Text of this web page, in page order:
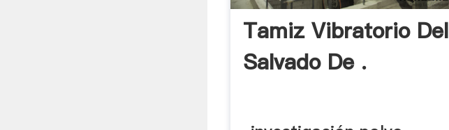
Tamiz Vibratorio Del
Salvado De .